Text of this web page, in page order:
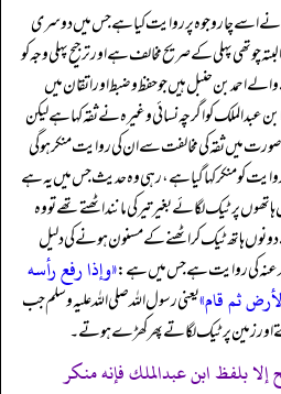
نے اسے چار وجوہ پر روایت کیا ہے جس میں دوسری
چوتھی پہلی کے صریح مخالف ہے اور ترجیح پہلی وجہ کو
بن حنبل ہیں جو حفظ وضبط اور اتقان میں
کو اگرچہ نسائی وغیرہ نے ثقہ کہا ہے لیکن
صورت میں ثقہ کی مخالفت سے ان کی روایت منکر ہو گی
کو منکر کہا گیا ہے، رہی وہ حدیث جس میں یہ ہے
پر ٹیک لگائے بغیر تیر کی مانند اٹھتے تھے تو وہ
ہاتھ ٹیک کر اٹھنے کے مسنون ہونے کی دلیل
عنہ کی روایت ہے جس میں ہے:«وإذا رفع رأسه
ثم قام»یعنی رسول اللہ صلی اللہ علیہ وسلم جب
اور زمین پر ٹیک لگاتے پھر کھڑے ہوتے۔
بلفظ ابن عبدالملك فإنه منكر